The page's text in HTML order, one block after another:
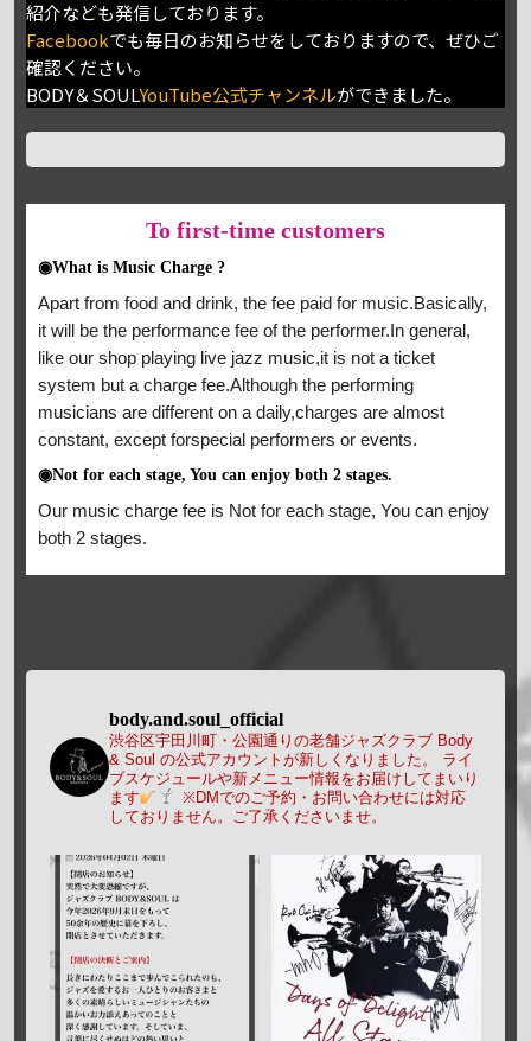
紹介なども発信しております。
Facebookでも毎日のお知らせをしておりますので、ぜひご
確認ください。
BODY＆SOULYouTube公式チャンネルができました。
To first-time customers
◉What is Music Charge ?
Apart from food and drink, the fee paid for music.Basically,
it will be the performance fee of the performer.In general,
like our shop playing live jazz music,it is not a ticket
system but a charge fee.Although the performing
musicians are different on a daily,charges are almost
constant, except forspecial performers or events.
◉Not for each stage, You can enjoy both 2 stages.
Our music charge fee is Not for each stage, You can enjoy
both 2 stages.
body.and.soul_official
渋谷区宇田川町・公園通りの老舗ジャズクラブ Body
& Soul の公式アカウントが新しくなりました。
ライ
ブスケジュールや新メニュー情報をお届けしてまいり
ます
※DMでのご予約・お問い合わせには対応
しておりません。ご了承くださいませ。